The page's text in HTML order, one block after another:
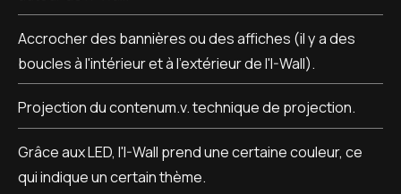
Accrocher des bannières ou des affiches (il y a des
boucles à l'intérieur et à l'extérieur de l'I-Wall).
Projection du contenum.v. technique de projection.
Grâce aux LED, l'I-Wall prend une certaine couleur, ce
qui indique un certain thème.